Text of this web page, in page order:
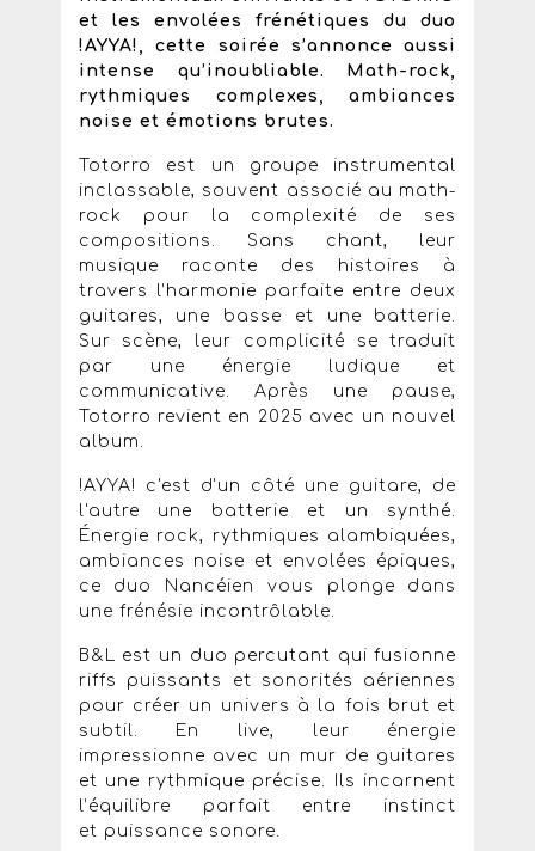
et les envolées frénétiques du duo
!AYYA!, cette soirée s’annonce aussi
intense qu’inoubliable. Math-rock,
rythmiques complexes, ambiances
noise et émotions brutes.
Totorro est un groupe instrumental
inclassable, souvent associé au math-
rock pour la complexité de ses
compositions. Sans chant, leur
musique raconte des histoires à
travers l’harmonie parfaite entre deux
guitares, une basse et une batterie.
Sur scène, leur complicité se traduit
par une énergie ludique et
communicative. Après une pause,
Totorro revient en 2025 avec un nouvel
album.
!AYYA! c'est d'un côté une guitare, de
l'autre une batterie et un synthé.
Énergie rock, rythmiques alambiquées,
ambiances noise et envolées épiques,
ce duo Nancéien vous plonge dans
une frénésie incontrôlable.
B&L est un duo percutant qui fusionne
riffs puissants et sonorités aériennes
pour créer un univers à la fois brut et
subtil. En live, leur énergie
impressionne avec un mur de guitares
et une rythmique précise. Ils incarnent
l’équilibre parfait entre instinct
et puissance sonore.